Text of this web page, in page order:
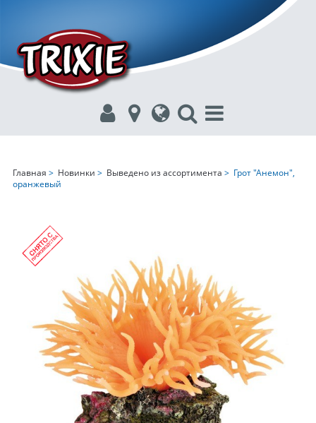
Главная > Новинки > Выведено из ассортимента > Грот "Анемон",
оранжевый